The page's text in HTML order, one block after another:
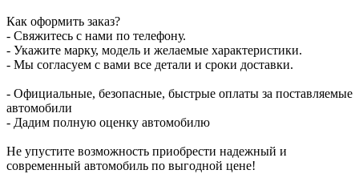
Как оформить заказ?
- Свяжитесь с нами по телефону.
- Укажите марку, модель и желаемые характеристики.
- Мы согласуем с вами все детали и сроки доставки.
- Официальные, безопасные, быстрые оплаты за поставляемые
автомобили
- Дадим полную оценку автомобилю
Не упустите возможность приобрести надежный и
современный автомобиль по выгодной цене!